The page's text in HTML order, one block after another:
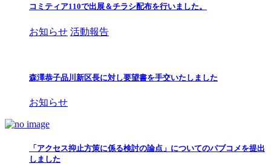
コミティア110で出展＆チラシ配布を行いました。
お知らせ 活動報告
森澤恭子品川新区長に対し要望書を手交いたしました
お知らせ
「アクセス抑止方策に係る検討の論点」についてのパブコメを提出
しました